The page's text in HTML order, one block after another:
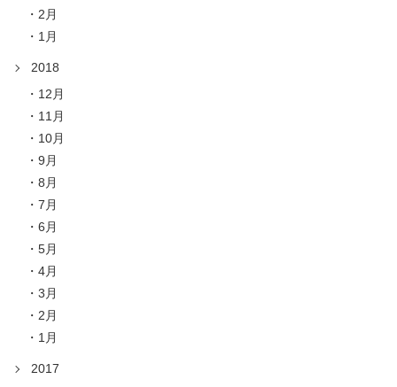
2月
1月
2018
12月
11月
10月
9月
8月
7月
6月
5月
4月
3月
2月
1月
2017